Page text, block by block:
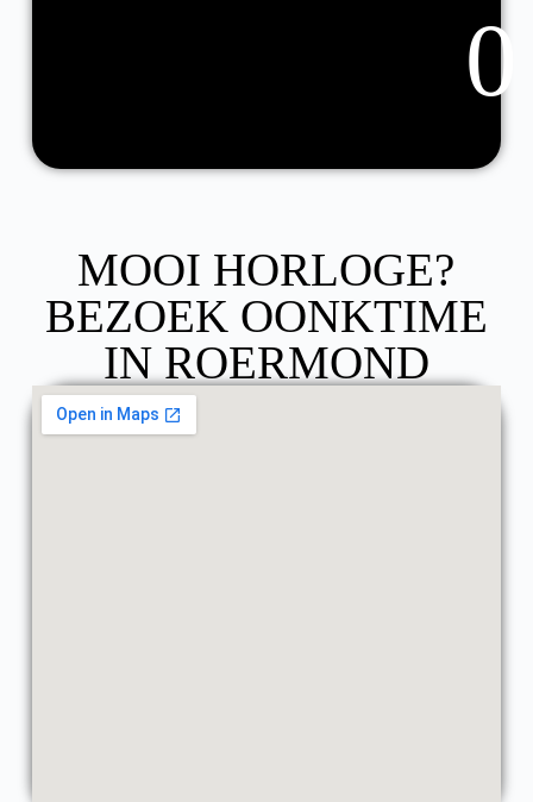
0
MOOI HORLOGE?
BEZOEK OONKTIME
IN ROERMOND